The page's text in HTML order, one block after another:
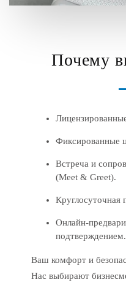
Почему
Фиксированные
Встреча и
(Meet & Greet).
Круглосуточная
Онлайн-
подтверждением.
Ваш комфорт и
Нас выбирают